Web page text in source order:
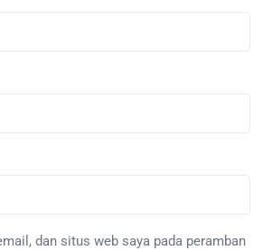
dan situs web saya pada peramban